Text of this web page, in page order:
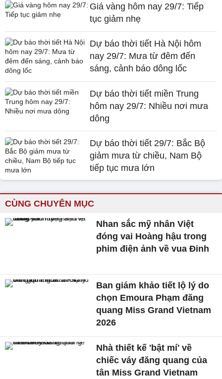
Giá vàng hôm nay 29/7: Tiếp
tục giảm nhẹ
Dự báo thời tiết Hà Nội hôm
nay 29/7: Mưa từ đêm đến
sáng, cảnh báo dông lốc
Dự báo thời tiết miền Trung
hôm nay 29/7: Nhiều nơi mưa
dông
Dự báo thời tiết 29/7: Bắc Bộ
giảm mưa từ chiều, Nam Bộ
tiếp tục mưa lớn
CÙNG CHUYÊN MỤC
Nhan sắc mỹ nhân Việt
đóng vai Hoàng hậu trong
phim điện ảnh về vua Đinh
Ban giám khảo tiết lộ lý do
chọn Emoura Phạm đăng
quang Miss Grand Vietnam
2026
Nhà thiết kế 'bật mí' về
chiếc váy đăng quang của
tân Miss Grand Vietnam